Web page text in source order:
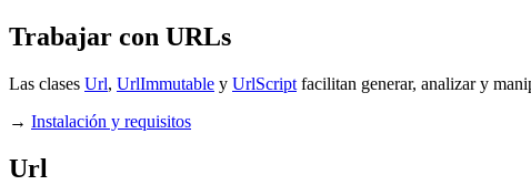
Trabajar con URLs
Las clases Url, UrlImmutable y UrlScript facilitan generar, analizar y
→ Instalación y requisitos
Url